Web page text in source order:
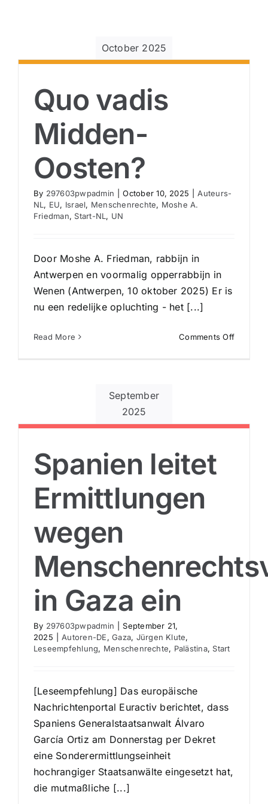
October 2025
Quo vadis
Midden-
Oosten?
By 297603pwpadmin October 10, 2025
Auteurs-
NL, EU, Israel, Menschenrechte, Moshe A.
Friedman, Start-NL, UN
Door Moshe A. Friedman, rabbijn in
Antwerpen en voormalig opperrabbijn in
Wenen (Antwerpen, 10 oktober 2025) Er is
nu een redelijke opluchting - het [...]
Read More Comments Offon
September
2025
Spanien leitet
Ermittlungen
wegen
in Gaza ein
By 297603pwpadmin
September 21,
2025
Autoren-DE,Gaza, Jürgen Klute,
Leseempfehlung, Menschenrechte, Palästina, Start
[Leseempfehlung] Das europäische
Nachrichtenportal Euractiv berichtet, dass
Spaniens Generalstaatsanwalt Álvaro
García Ortiz am Donnerstag per Dekret
eine Sonderermittlungseinheit
hochrangiger Staatsanwälte eingesetzt hat,
die mutmaßliche [...]